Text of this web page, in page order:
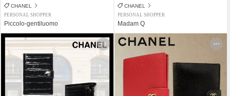
CHANEL
PERSONAL SHOPPER
Piccolo-gentiluomo
CHANEL
PERSONAL SHOPPER
Madam Q